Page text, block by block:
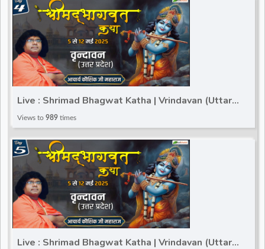
Live : Shrimad Bhagwat Katha | Vrindavan (Uttar
Pradesh) | Acharya Kaushik Ji Maharaj | Day 4
Views to 989 times
Live : Shrimad Bhagwat Katha | Vrindavan (Uttar